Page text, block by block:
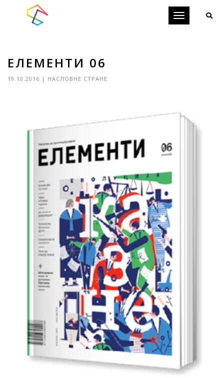
Toggle
ЕЛЕМЕНТИ 06
19.10.2016 | НАСЛОВНЕ СТРАНЕ